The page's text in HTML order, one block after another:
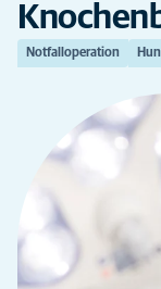
Notfalloperation